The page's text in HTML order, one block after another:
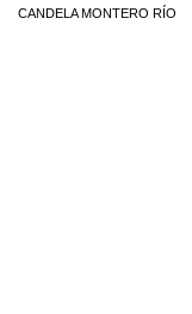
CANDELA MONTERO RÍO